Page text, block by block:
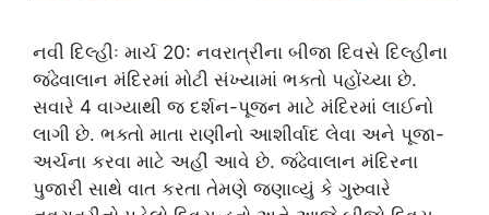
નવી દિલ્હીઃ માર્ચ 20: નવરાત્રીના બીજા દિવસે દિલ્હીના
જંઢેવાલાન મંદિરમાં મોટી સંખ્યામાં ભક્તો પહોંચ્યા છે.
સવારે 4 વાગ્યાથી જ દર્શન-પૂજન માટે મંદિરમાં લાઈનો
લાગી છે. ભક્તો માતા રાણીનો આશીર્વાદ લેવા અને પૂજા-
અર્ચના કરવા માટે અહીં આવે છે. જંઢેવાલાન મંદિરના
પુજારી સાથે વાત કરતા તેમણે જણાવ્યું કે ગુરુવારે